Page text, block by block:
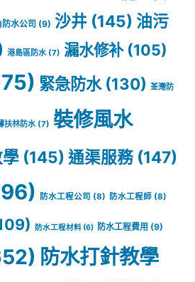
防水公司 (9) 沙井 (145) 油污
港島區防水(7) 漏水修补(105)
緊急防水(130) 荃灣防
扶林防水(7) 裝修風水
(145) 通渠服務(147)
防水工程公司 (8) 防水工程師 (8)
防水工程材料 (6) 防水工程費用 (9)
防水打針教學